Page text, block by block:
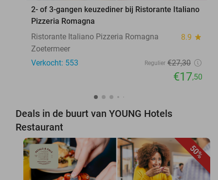
2- of 3-gangen keuzediner bij Ristorante Italiano
Pizzeria Romagna
Ristorante Italiano Pizzeria Romagna
8.9 star
Zoetermeer
Verkocht: 553
Regulier €27,30
€17,50
Deals in de buurt van YOUNG Hotels
Restaurant
50%